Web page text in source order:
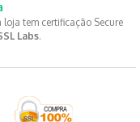
tem certificação Secure
Labs.